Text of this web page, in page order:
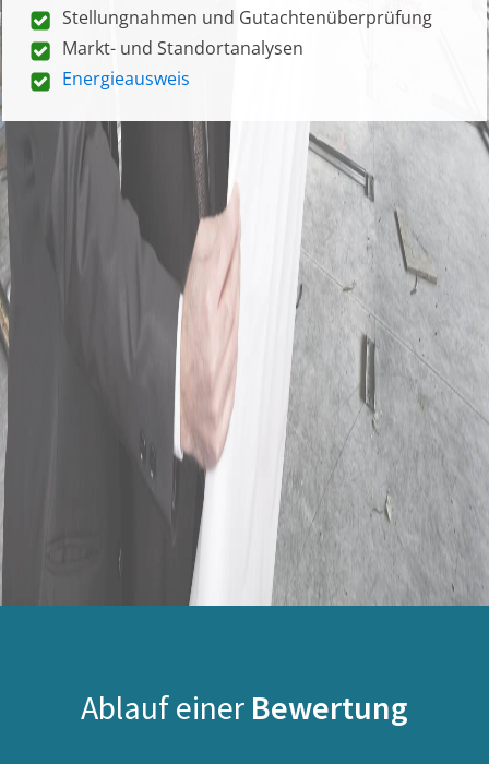
Stellungnahmen und Gutachtenüberprüfung
Markt- und Standortanalysen
Energieausweis
Ablauf einer Bewertung